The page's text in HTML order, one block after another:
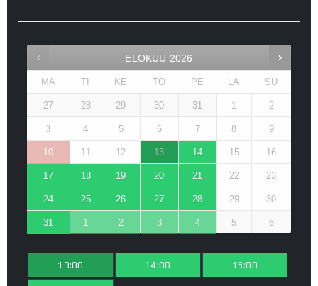
ELOKUU 2026
MA TI KE TO PE LA SU
27 28 29 30 31 1 2
3 4 5 6 7 8 9
10 11 12 13 14 15 16
17 18 19 20 21 22 23
24 25 26 27 28 29 30
31 1 2 3 4 5 6
13:00 14:00 15:00